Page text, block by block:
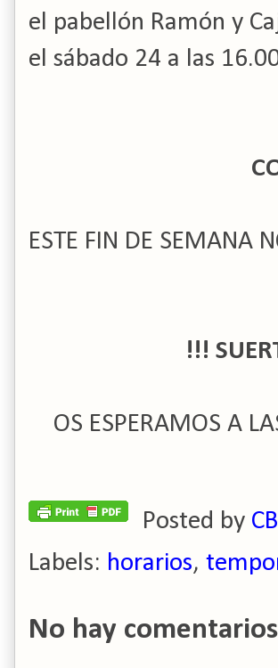
el pabellón Ramón y
el sábado 24 a las
ESTE FIN DE SEMANA
!!!
OS ESPERAMOS A
Posted by
Labels: horarios,
No hay